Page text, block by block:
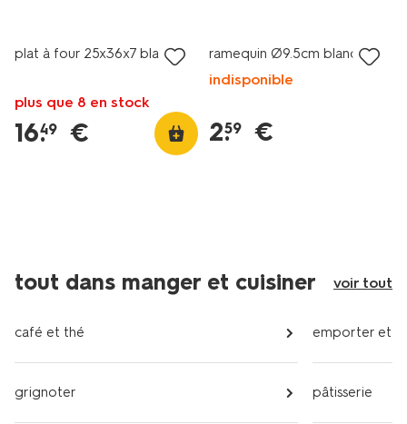
plat à four 25x36x7 blanc
plus que 8 en stock
16.
49 €
ramequin Ø9.5cm blanc
indisponible
2.
59 €
tout dans manger et cuisiner voir tout
café et thé
grignoter
emporter et
pâtisserie